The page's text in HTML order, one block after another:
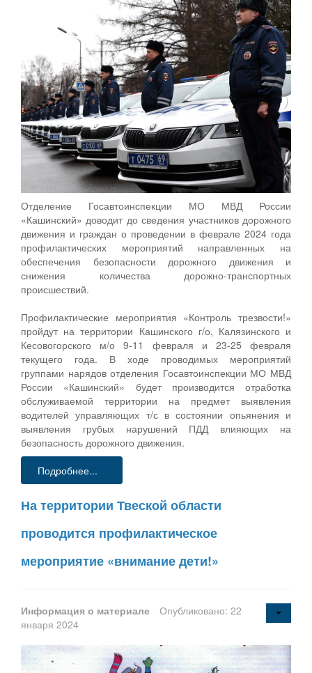
Отделение Госавтоинспекции МО МВД России
«Кашинский» доводит до сведения участников дорожного
движения и граждан о проведении в феврале 2024 года
профилактических мероприятий направленных на
обеспечения безопасности дорожного движения и
снижения количества дорожно-транспортных
происшествий.
Профилактические мероприятия «Контроль трезвости!»
пройдут на территории Кашинского г/о, Калязинского и
Кесовогорского м/о 9-11 февраля и 23-25 февраля
текущего года. В ходе проводимых мероприятий
группами нарядов отделения Госавтоинспекции МО МВД
России «Кашинский» будет производится отработка
обслуживаемой территории на предмет выявления
водителей управляющих т/с в состоянии опьянения и
выявления грубых нарушений ПДД влияющих на
безопасность дорожного движения.
Подробнее...
На территории Твеской области
проводится профилактическое
мероприятие «внимание дети!»
Информация о материале
Опубликовано: 22
января 2024